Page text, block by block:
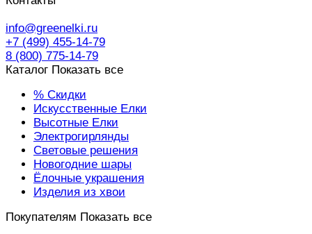
info@greenelki.ru
+7 (499) 455-14-79
8 (800) 775-14-79
Каталог Показать все
% Скидки
Искусственные Елки
Высотные Елки
Электрогирлянды
Световые решения
Новогодние шары
Ёлочные украшения
Изделия из хвои
Покупателям Показать все